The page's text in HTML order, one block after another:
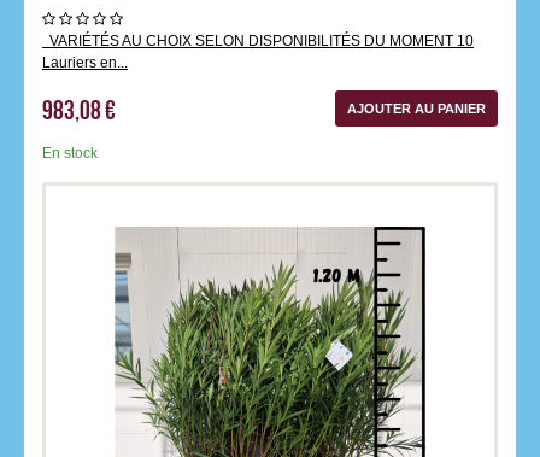
VARIÉTÉS AU CHOIX SELON DISPONIBILITÉS DU MOMENT 10
Lauriers en...
983,08 €
En stock
AJOUTER AU PANIER